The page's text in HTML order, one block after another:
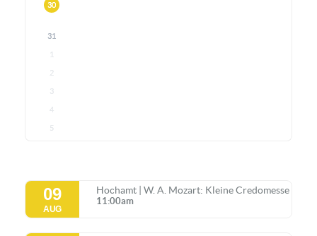
30
31
1
2
3
4
5
09
AUG
Hochamt | W. A. Mozart: Kleine Credomesse
11:00am